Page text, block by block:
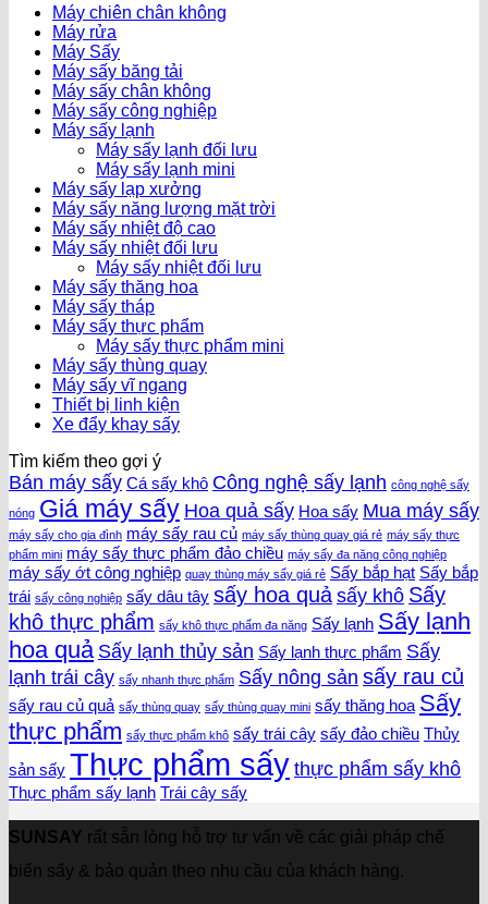
Máy chiên chân không
Máy rửa
Máy Sấy
Máy sấy băng tải
Máy sấy chân không
Máy sấy công nghiệp
Máy sấy lạnh
Máy sấy lạnh đối lưu
Máy sấy lạnh mini
Máy sấy lạp xưởng
Máy sấy năng lượng mặt trời
Máy sấy nhiệt độ cao
Máy sấy nhiệt đối lưu
Máy sấy nhiệt đối lưu
Máy sấy thăng hoa
Máy sấy tháp
Máy sấy thực phẩm
Máy sấy thực phẩm mini
Máy sấy thùng quay
Máy sấy vĩ ngang
Thiết bị linh kiện
Xe đẩy khay sấy
Tìm kiếm theo gợi ý
Bán máy sấy Cá sấy khô Công nghệ sấy lạnh công nghệ sấy
nóng Giá máy sấy Hoa quả sấy Hoa sấy Mua máy sấy
máy sấy cho gia đình máy sấy rau củ máy sấy thùng quay giá rẻ máy sấy thực
phẩm mini máy sấy thực phẩm đảo chiều máy sấy đa năng công nghiệp
máy sấy ớt công nghiệp quay thùng máy sấy giá rẻ Sấy bắp hạt Sấy bắp
trái sấy công nghiệp sấy dâu tây sấy hoa quả sấy khô Sấy
khô thực phẩm sấy khô thực phẩm đa năng Sấy lạnh Sấy lạnh
hoa quả Sấy lạnh thủy sản Sấy lạnh thực phẩm Sấy
lạnh trái cây sấy nhanh thực phẩm Sấy nông sản sấy rau củ
sấy rau củ quả sấy thùng quay sấy thùng quay mini sấy thăng hoa Sấy
thực phẩm sấy thực phẩm khô sấy trái cây sấy đảo chiều Thủy
sản sấy Thực phẩm sấy thực phẩm sấy khô
Thực phẩm sấy lạnh Trái cây sấy
SUNSAY rất sẵn lòng hỗ trợ tư vấn về các giải pháp chế
biến sấy & bảo quản theo nhu cầu của khách hàng.